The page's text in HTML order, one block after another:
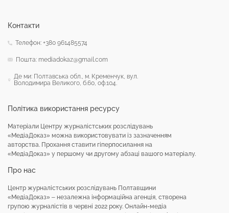
Про нас
Центр журналістських розслідувань Полтавщини
«МедіаДоказ» – незалежна інформаційна агенція, створена
групою журналістів в червні 2022 року. Онлайн-медіа
Політика використання ресурсу
Матеріали Центру журналістських розслідувань
«МедіаДоказ» можна використовувати із зазначенням
авторства. Прохання ставити гіперпосилання на
«МедіаДоказ» у першому чи другому абзаці вашого матеріалу.
Контакти
Телефон: +380 961485574
Пошта: mediadokaz@gmail.com
Де ми: Полтавська обл., м. Кременчук, вул.
Володимира Великого, б.60, оф.104.